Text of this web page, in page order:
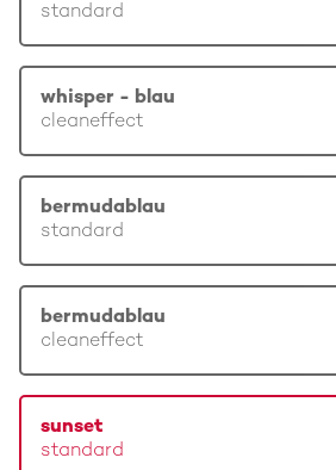
standard
whisper - blau
cleaneffect
bermudablau
standard
bermudablau
cleaneffect
sunset
standard